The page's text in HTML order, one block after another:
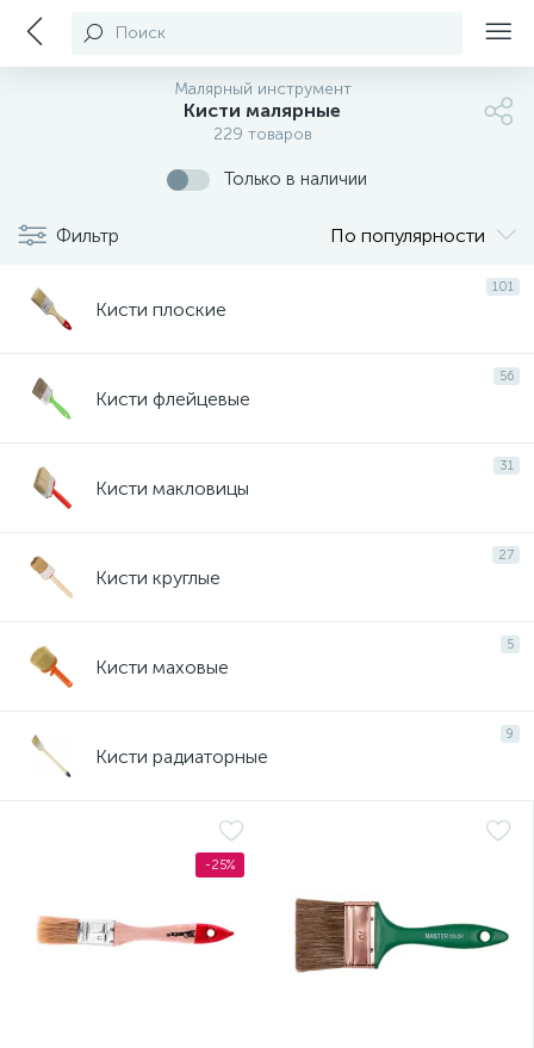
Поиск
Малярный инструмент
Кисти малярные
229 товаров
Только в наличии
Фильтр По популярности
101
Кисти плоские
56
Кисти флейцевые
31
Кисти макловицы
27
Кисти круглые
5
Кисти маховые
9
Кисти радиаторные
-25%